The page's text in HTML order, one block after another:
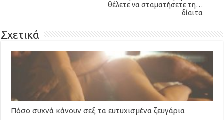
θέλετε να σταματήσετε τη…
δίαιτα
Σχετικά
Πόσο συχνά κάνουν σεξ τα ευτυχισμένα ζευγάρια